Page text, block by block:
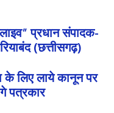
प्रधान संपादक-
(छत्तीसगढ़)
के लिए लाये कानून पर
पत्रकार